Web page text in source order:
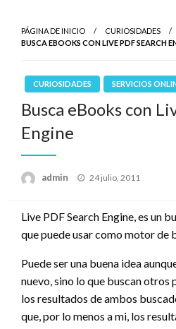
PÁGINA DE INICIO
CURIOSIDADES
BUSCA EBOOKS CON LIVE PDF SEARCH
CURIOSIDADES SERVICIOS
Busca eBooks con
Engine
admin
Publicado
24 julio, 2011
Live PDF Search Engine, es un
que puede usar como motor de
Puede ser una buena idea
nuevo, sino lo que buscan otros
los resultados de ambos
que, por lo menos a mi, los